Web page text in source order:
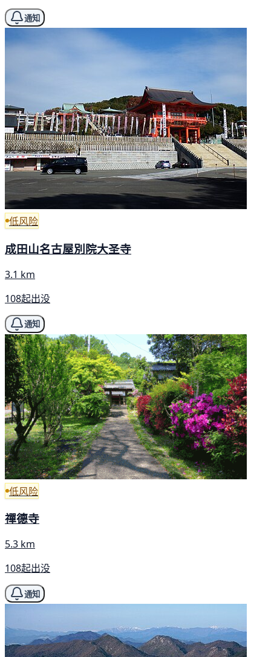
通知
低风险
成田山名古屋別院大圣寺
3.1 km
108起出没
通知
低风险
禪德寺
5.3 km
108起出没
通知